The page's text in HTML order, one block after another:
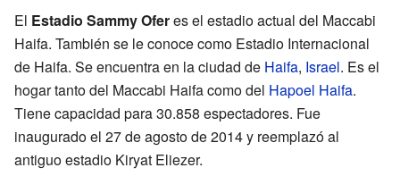
El Estadio Sammy Oferes el estadio actual del Maccabi
Haifa. También se le conoce como Estadio Internacional
de Haifa. Se encuentra en la ciudad de Haifa, Israel. Es el
hogar tanto del Maccabi Haifa como del Hapoel Haifa.
Tiene capacidad para 30.858 espectadores. Fue
inaugurado el 27 de agosto de 2014 y reemplazó al
antiguo estadio Kiryat Eliezer.